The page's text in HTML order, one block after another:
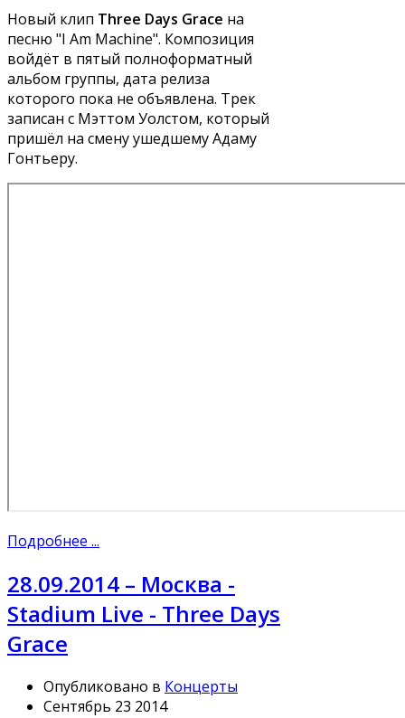
Новый клип Three Days Grace на
песню "I Am Machine". Композиция
войдёт в пятый полноформатный
альбом группы, дата релиза
которого пока не объявлена. Трек
записан с Мэттом Уолстом, который
пришёл на смену ушедшему Адаму
Гонтьеру.
Подробнее ...
28.09.2014 – Москва -
Stadium Live - Three Days
Grace
Опубликовано в Концерты
Сентябрь 23 2014